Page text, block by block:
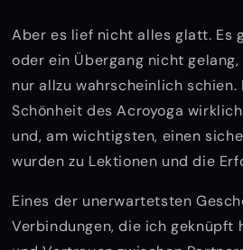
Aber es lief nicht alles glatt. Es
oder ein Übergang nicht
nur allzu wahrscheinlich
Schönheit des Acroyoga
und, am wichtigsten, einen
wurden zu Lektionen und die
Eines der unerwartetsten
Verbindungen, die ich geknüpft